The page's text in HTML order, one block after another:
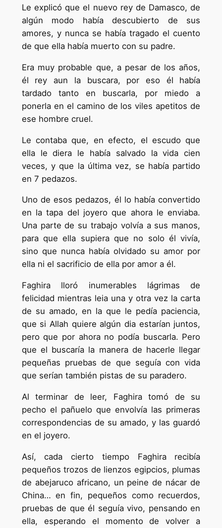
Le explicó que el nuevo rey de Damasco, de
algún modo había descubierto de sus
amores, y nunca se había tragado el cuento
de que ella había muerto con su padre.
Era muy probable que, a pesar de los años,
él rey aun la buscara, por eso él había
tardado tanto en buscarla, por miedo a
ponerla en el camino de los viles apetitos de
ese hombre cruel.
Le contaba que, en efecto, el escudo que
ella le diera le había salvado la vida cien
veces, y que la última vez, se había partido
en 7 pedazos.
Uno de esos pedazos, él lo había convertido
en la tapa del joyero que ahora le enviaba.
Una parte de su trabajo volvía a sus manos,
para que ella supiera que no solo él vivía,
sino que nunca había olvidado su amor por
ella ni el sacrificio de ella por amor a él.
Faghira lloró inumerables lágrimas de
felicidad mientras leia una y otra vez la carta
de su amado, en la que le pedía paciencia,
que si Allah quiere algún dia estarían juntos,
pero que por ahora no podía buscarla. Pero
que el buscaría la manera de hacerle llegar
pequeñas pruebas de que seguía con vida
que serían también pistas de su paradero.
Al terminar de leer, Faghira tomó de su
pecho el pañuelo que envolvía las primeras
correspondencias de su amado, y las guardó
en el joyero.
Así, cada cierto tiempo Faghira recibía
pequeños trozos de lienzos egipcios, plumas
de abejaruco africano, un peine de nácar de
China… en fin, pequeños como recuerdos,
pruebas de que él seguía vivo, pensando en
ella, esperando el momento de volver a